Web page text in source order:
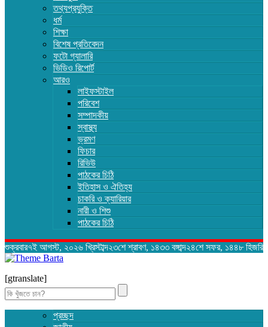
তথ্যপ্রযুক্তি
ধর্ম
শিক্ষা
বিশেষ প্রতিবেদন
ফটো গ্যালারি
ভিডিও রিপোর্ট
আরও
লাইফস্টাইল
পরিবেশ
সম্পাদকীয়
স্বাস্থ্য
ভ্রমণ
ফিচার
রিভিউ
পাঠকের চিঠি
ইতিহাস ও ঐতিহ্য
চাকরি ও ক্যারিয়ার
নারী ও শিশু
পাঠকের চিঠি
শুক্রবার৭ই আগস্ট, ২০২৬ খ্রিস্টাব্দ২৩শে শ্রাবণ, ১৪৩৩ বঙ্গাব্দ২৪শে সফর, ১৪৪৮ হিজরি
[gtranslate]
Search
for:
প্রচ্ছদ